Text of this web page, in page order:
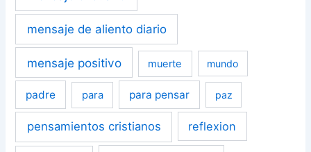
mensaje de aliento diario
mensaje positivo muerte mundo
padre para para pensar paz
pensamientos cristianos reflexion